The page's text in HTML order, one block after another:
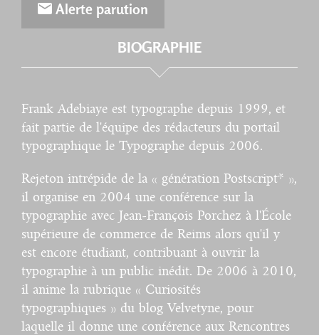
Alerte parution
BIOGRAPHIE
Frank Adebiaye est typographe depuis 1999, et
fait partie de l'équipe des rédacteurs du portail
typographique le Typographe depuis 2006.
Rejeton intrépide de la « génération Postscript* »,
il organise en 2004 une conférence sur la
typographie avec Jean-François Porchez à l'École
supérieure de commerce de Reims alors qu'il y
est encore étudiant, contribuant à ouvrir la
typographie à un public inédit. De 2006 à 2010,
il anime la rubrique « Curiosités
typographiques » du blog Velvetyne, pour
laquelle il donne une conférence aux Rencontres